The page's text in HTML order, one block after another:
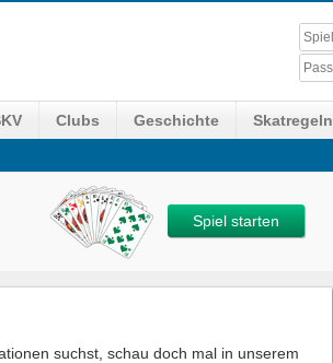
Clubs Geschichte Skatregeln
Spiel starten
suchst, schau doch mal in unserem